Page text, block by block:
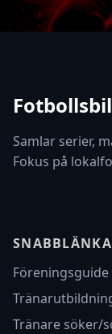
Samlar serier,
Fokus på
Föreningsguide
Tränare söker/